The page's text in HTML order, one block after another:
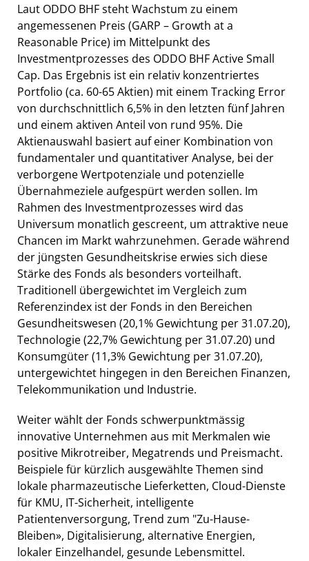
Laut ODDO BHF steht Wachstum zu einem
angemessenen Preis (GARP – Growth at a
Reasonable Price) im Mittelpunkt des
Investmentprozesses des ODDO BHF Active Small
Cap. Das Ergebnis ist ein relativ konzentriertes
Portfolio (ca. 60-65 Aktien) mit einem Tracking Error
von durchschnittlich 6,5% in den letzten fünf Jahren
und einem aktiven Anteil von rund 95%. Die
Aktienauswahl basiert auf einer Kombination von
fundamentaler und quantitativer Analyse, bei der
verborgene Wertpotenziale und potenzielle
Übernahmeziele aufgespürt werden sollen. Im
Rahmen des Investmentprozesses wird das
Universum monatlich gescreent, um attraktive neue
Chancen im Markt wahrzunehmen. Gerade während
der jüngsten Gesundheitskrise erwies sich diese
Stärke des Fonds als besonders vorteilhaft.
Traditionell übergewichtet im Vergleich zum
Referenzindex ist der Fonds in den Bereichen
Gesundheitswesen (20,1% Gewichtung per 31.07.20),
Technologie (22,7% Gewichtung per 31.07.20) und
Konsumgüter (11,3% Gewichtung per 31.07.20),
untergewichtet hingegen in den Bereichen Finanzen,
Telekommunikation und Industrie.
Weiter wählt der Fonds schwerpunktmässig
innovative Unternehmen aus mit Merkmalen wie
positive Mikrotreiber, Megatrends und Preismacht.
Beispiele für kürzlich ausgewählte Themen sind
lokale pharmazeutische Lieferketten, Cloud-Dienste
für KMU, IT-Sicherheit, intelligente
Patientenversorgung, Trend zum "Zu-Hause-
Bleiben», Digitalisierung, alternative Energien,
lokaler Einzelhandel, gesunde Lebensmittel.